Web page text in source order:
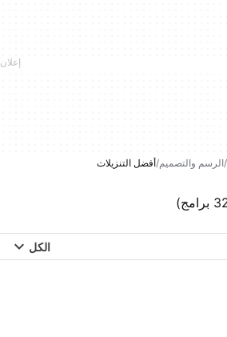
الرسم والتصميم أفضل التنزيلات
الكل